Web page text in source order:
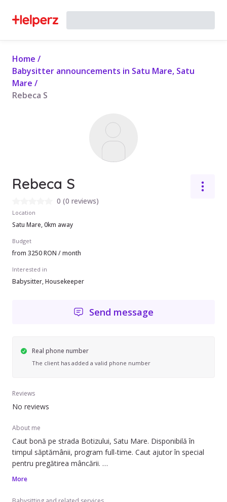
Home /
Babysitter announcements in Satu Mare, Satu
Mare /
Rebeca S
Rebeca S
0 (0 reviews)
Location
Satu Mare, 0km away
Budget
from 3250 RON / month
Interested in
Babysitter, Housekeeper
Send message
Real phone number
The client has added a valid phone number
Reviews
No reviews
About me
Caut bonă pe strada Botizului, Satu Mare. Disponibilă în
timpul săptămânii, program full-time. Caut ajutor în special
pentru pregătirea mâncării.
ani. Dacă sunteți interesați, ne puteți contacta pentru mai
More